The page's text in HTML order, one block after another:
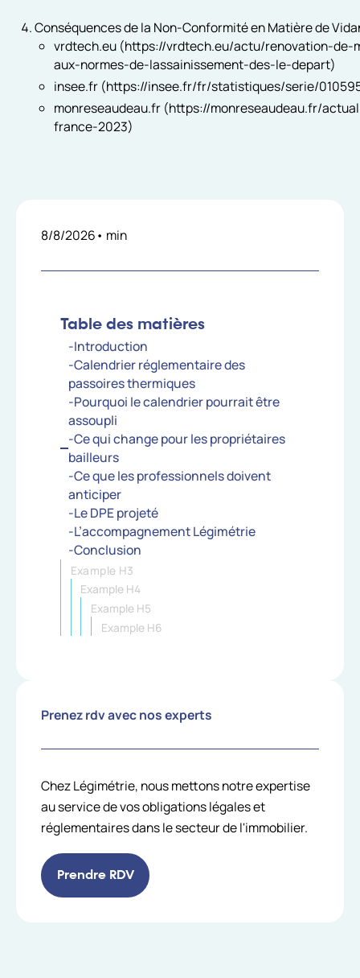
8/8/2026• min
Table des matières
-Introduction
-Calendrier réglementaire des
passoires thermiques
-Pourquoi le calendrier pourrait être
assoupli
-Ce qui change pour les propriétaires
bailleurs
-Ce que les professionnels doivent
anticiper
-Le DPE projeté
-L’accompagnement Légimétrie
-Conclusion
Example H3
Example H4
Example H5
Example H6
Prenez rdv avec nos experts
Chez Légimétrie, nous mettons notre expertise
au service de vos obligations légales et
réglementaires dans le secteur de l'immobilier.
Prendre RDV
Conséquences de la Non-Conformité en Matière de
vrdtech.eu (https://vrdtech.eu/actu/renovation-
aux-normes-de-lassainissement-des-le-depart)
insee.fr (https://insee.fr/fr/statistiques/serie/
monreseaudeau.fr (https://monreseaudeau.fr/
france-2023)